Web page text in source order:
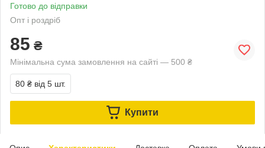
Готово до відправки
Опт і роздріб
85 ₴
Мінімальна сума замовлення на сайті — 500 ₴
80 ₴ від 5 шт.
Купити